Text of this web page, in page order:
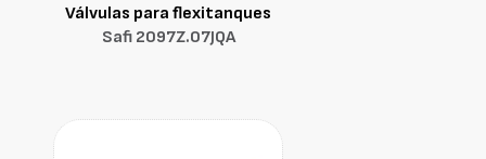
Válvulas para flexitanques
Safi 2097Z.07JQA